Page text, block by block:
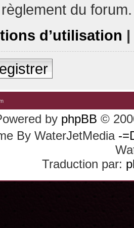
du forum.
d’utilisation |
by phpBB ©
By WaterJetMedia -
Traduction par: